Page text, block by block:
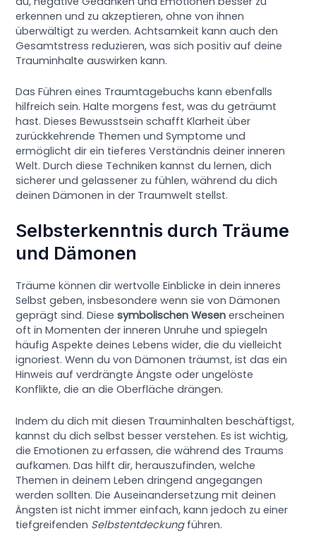
erkennen und zu akzeptieren, ohne von ihnen
überwältigt zu werden. Achtsamkeit kann auch den
Gesamtstress reduzieren, was sich positiv auf deine
Trauminhalte auswirken kann.
Das Führen eines Traumtagebuchs kann ebenfalls
hilfreich sein. Halte morgens fest, was du geträumt
hast. Dieses Bewusstsein schafft Klarheit über
zurückkehrende Themen und Symptome und
ermöglicht dir ein tieferes Verständnis deiner inneren
Welt. Durch diese Techniken kannst du lernen, dich
sicherer und gelassener zu fühlen, während du dich
deinen Dämonen in der Traumwelt stellst.
Selbsterkenntnis durch Träume
und Dämonen
Träume können dir wertvolle Einblicke in dein inneres
Selbst geben, insbesondere wenn sie von Dämonen
geprägt sind. Diesesymbolischen Wesen erscheinen
oft in Momenten der inneren Unruhe und spiegeln
häufig Aspekte deines Lebens wider, die du vielleicht
ignoriest. Wenn du von Dämonen träumst, ist das ein
Hinweis auf verdrängte Ängste oder ungelöste
Konflikte, die an die Oberfläche drängen.
Indem du dich mit diesen Trauminhalten beschäftigst,
kannst du dich selbst besser verstehen. Es ist wichtig,
die Emotionen zu erfassen, die während des Traums
aufkamen. Das hilft dir, herauszufinden, welche
Themen in deinem Leben dringend angegangen
werden sollten. Die Auseinandersetzung mit deinen
Ängsten ist nicht immer einfach, kann jedoch zu einer
tiefgreifenden Selbstentdeckungführen.